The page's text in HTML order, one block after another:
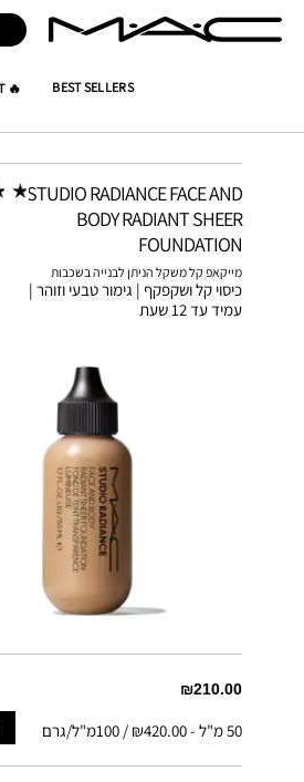
BEST SELLERS
🔥 HOT NAOR_EDRI
STUDIO RADIANCE FACE AND
BODY RADIANT SHEER
FOUNDATION
מייקאפ קל משקל הניתן לבנייה בשכבות
כיסוי קל ושקפקף | גימור טבעי וזוהר |
עמיד עד 12 שעת
₪210.00
50 מ"ל -₪420.00 / 100מ"ל/גרם